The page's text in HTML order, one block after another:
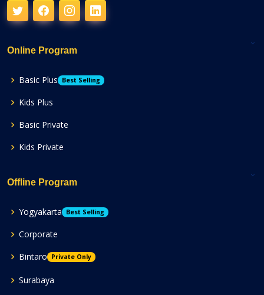
Online Program
Basic Plus Best Selling
Kids Plus
Basic Private
Kids Private
Offline Program
Yogyakarta Best Selling
Corporate
Bintaro
Private Only
Surabaya